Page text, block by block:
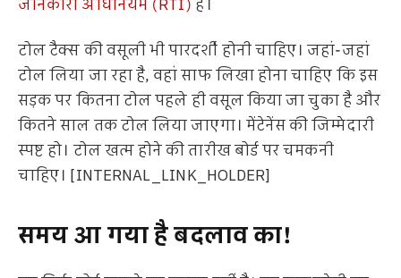
जानकारी अधिनियम (RTI)है।
टोल टैक्स की वसूली भी पारदर्शी होनी चाहिए। जहां-जहां
टोल लिया जा रहा है, वहां साफ लिखा होना चाहिए कि इस
सड़क पर कितना टोल पहले ही वसूल किया जा चुका है और
कितने साल तक टोल लिया जाएगा। मेंटेनेंस की जिम्मेदारी
स्पष्ट हो। टोल खत्म होने की तारीख बोर्ड पर चमकनी
चाहिए। [INTERNAL_LINK_HOLDER]
समय आ गया है बदलाव का!